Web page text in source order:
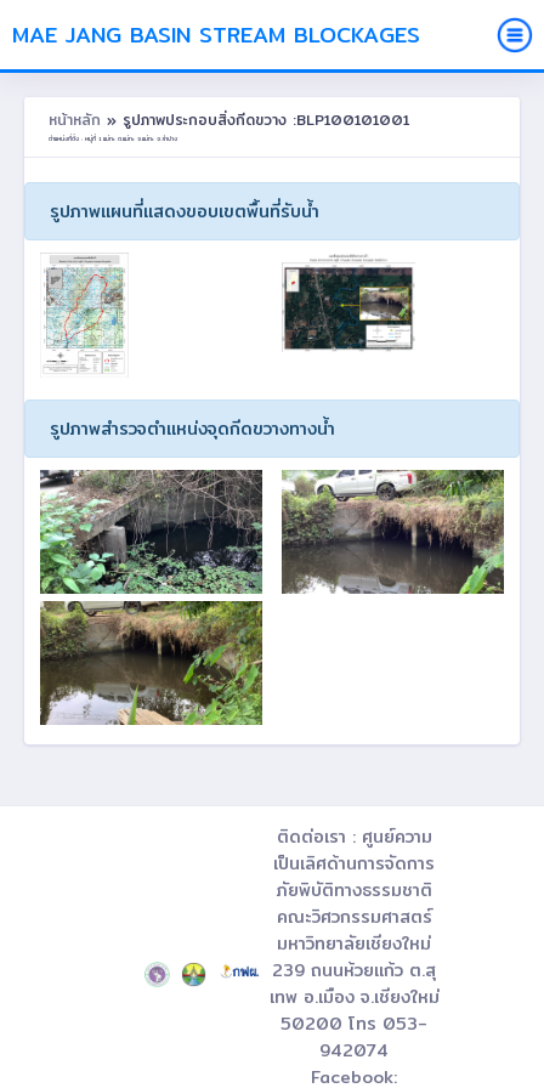
MAE JANG BASIN STREAM BLOCKAGES
หน้าหลัก » รูปภาพประกอบสิ่งกีดขวาง :BLP100101001
ตำแหน่งที่ตั้ง : หมู่ที่ 1 แม่ทะ ต.แม่ทะ อ.แม่ทะ จ.ลำปาง
รูปภาพแผนที่แสดงขอบเขตพื้นที่รับน้ำ
รูปภาพสำรวจตำแหน่งจุดกีดขวางทางน้ำ
ติดต่อเรา : ศูนย์ความ
เป็นเลิศด้านการจัดการ
ภัยพิบัติทางธรรมชาติ
คณะวิศวกรรมศาสตร์
มหาวิทยาลัยเชียงใหม่
239 ถนนห้วยแก้ว ต.สุ
เทพ อ.เมือง จ.เชียงใหม่
50200 โทร 053-
942074
Facebook: